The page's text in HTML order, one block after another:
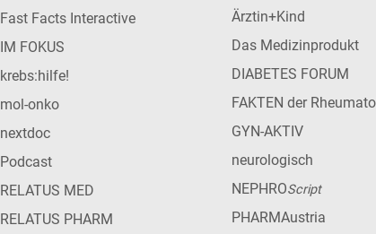
Fast Facts Interactive
IM FOKUS
krebs:hilfe!
mol-onko
nextdoc
Podcast
RELATUS MED
RELATUS PHARM
Ärztin+Kind
Das Medizinprodukt
DIABETES FORUM
FAKTEN der
GYN-AKTIV
neurologisch
NEPHROScript
PHARMAustria